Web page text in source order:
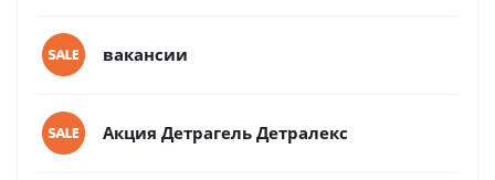
вакансии
Акция Детрагель Детралекс